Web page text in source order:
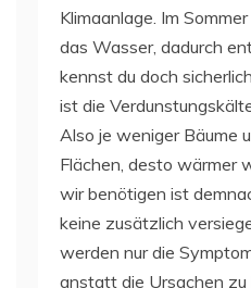
Klimaanlage. Im
das Wasser, dadurch
kennst du doch
ist die
Also je weniger Bäume
Flächen, desto wärmer
wir benötigen ist
keine zusätzlich
werden nur die
anstatt die Ursachen